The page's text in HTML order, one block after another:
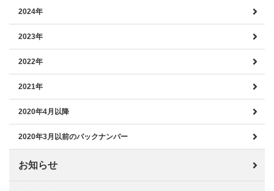
2024年
2023年
2022年
2021年
2020年4月以降
2020年3月以前のバックナンバー
お知らせ